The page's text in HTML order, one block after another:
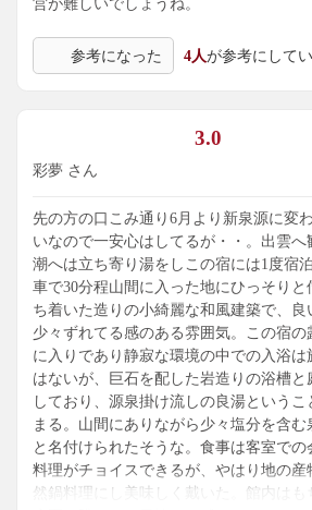
営が難しいでしょうね。
参考になった 4人が参考にして
3.0
彩夢 さん
先の方の口こみ通り6月より新泉源に変
いなので一安心はしてるが・・。出雲
潮へは立ち寄り湯をしこの宿には1度宿
車で30分程山間に入った地にひっそり
ち着いた造りの小綺麗な和風建築で、良
少々ずれてる感のある雰囲気。この宿
に入りであり静寂な環境の中での入浴は
はないが、巨石を配した岩造りの浴槽と
しており、源泉掛け流しの良湯という
まる。山間にありながら少々塩分を含む
と名付けられたそうな。食事は客室で
料理がチョイスできるが、やはり地の産
然鍋料理にし美味しく戴いた。館内はも